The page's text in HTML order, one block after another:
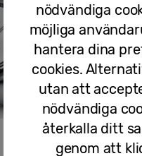
av ditt
26/07/
nödvändiga
möjliga
hantera dina
cookies.
utan att
nödvändiga
återkalla ditt
genom att